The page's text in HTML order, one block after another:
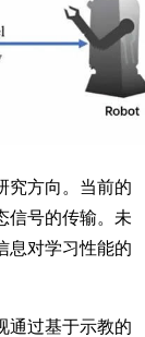
究方向。当前的
信号的传输。未
息对学习性能的
通过基于示教的